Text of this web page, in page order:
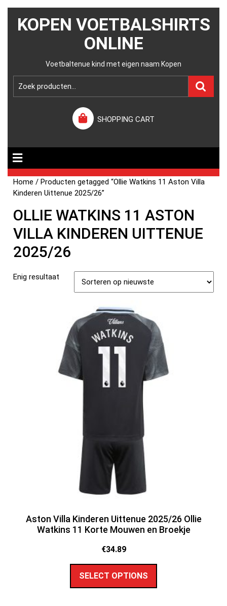
KOPEN VOETBALSHIRTS
ONLINE
Voetbaltenue kind met eigen naam Kopen
SHOPPING CART
Home / Producten getagged “Ollie Watkins 11 Aston Villa
Kinderen Uittenue 2025/26”
OLLIE WATKINS 11 ASTON
VILLA KINDEREN UITTENUE
2025/26
Enig resultaat
Aston Villa Kinderen Uittenue 2025/26 Ollie
Watkins 11 Korte Mouwen en Broekje
€34.89
SELECT OPTIONS